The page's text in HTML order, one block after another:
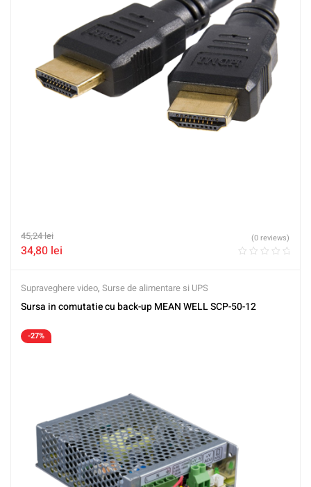
45,24lei
34,80 lei
(0 reviews)
Supraveghere video, Surse de alimentare si UPS
Sursa in comutatie cu back-up MEAN WELL SCP-50-12
-27%